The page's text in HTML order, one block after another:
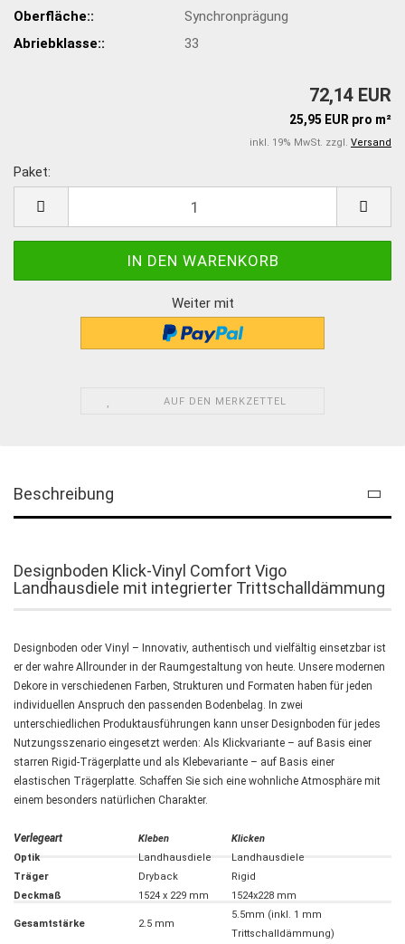
Oberfläche::
Synchronprägung
Abriebklasse::
33
72,14 EUR
25,95 EUR pro m²
inkl. 19% MwSt. zzgl. Versand
Paket:
Weiter mit
AUF DEN MERKZETTEL
Beschreibung
Designboden Klick-Vinyl Comfort Vigo
Landhausdiele mit integrierter Trittschalldämmung
Designboden oder Vinyl – Innovativ, authentisch und vielfältig einsetzbar ist
er der wahre Allrounder in der Raumgestaltung von heute. Unsere modernen
Dekore in verschiedenen Farben, Strukturen und Formaten haben für jeden
individuellen Anspruch den passenden Bodenbelag. In zwei
unterschiedlichen Produktausführungen kann unser Designboden für jedes
Nutzungsszenario eingesetzt werden: Als Klickvariante – auf Basis einer
starren Rigid-Trägerplatte und als Klebevariante – auf Basis einer
elastischen Trägerplatte. Schaffen Sie sich eine wohnliche Atmosphäre mit
einem besonders natürlichen Charakter.
Verlegeart Kleben
Klicken
Optik
Landhausdiele
Landhausdiele
Träger
Dryback
Rigid
Deckmaß
1524 x 229 mm 1524x228 mm
Gesamtstärke 2.5 mm
5.5mm (inkl. 1 mm
Trittschalldämmung)